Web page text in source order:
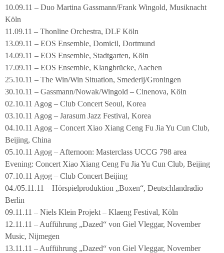
10.09.11 – Duo Martina Gassmann/Frank Wingold, Musiknacht
Köln
11.09.11 – Thonline Orchestra, DLF Köln
13.09.11 – EOS Ensemble, Domicil, Dortmund
14.09.11 – EOS Ensemble, Stadtgarten, Köln
17.09.11 – EOS Ensemble, Klangbrücke, Aachen
25.10.11 – The Win/Win Situation, Smederij/Groningen
30.10.11 – Gassmann/Nowak/Wingold – Cinenova, Köln
02.10.11 Agog – Club Concert Seoul, Korea
03.10.11 Agog – Jarasum Jazz Festival, Korea
04.10.11 Agog – Concert Xiao Xiang Ceng Fu Jia Yu Cun Club,
Beijing, China
05.10.11 Agog – Afternoon: Masterclass UCCG 798 area
Evening: Concert Xiao Xiang Ceng Fu Jia Yu Cun Club, Beijing
07.10.11 Agog – Club Concert Beijing
04./05.11.11 – Hörspielproduktion „Boxen“, Deutschlandradio
Berlin
09.11.11 – Niels Klein Projekt – Klaeng Festival, Köln
12.11.11 – Aufführung „Dazed“ von Giel Vleggar, November
Music, Nijmegen
13.11.11 – Aufführung „Dazed“ von Giel Vleggar, November